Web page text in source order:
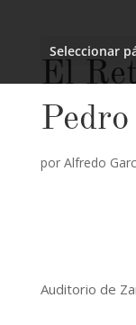
Seleccionar
El
Pedro
por Alfredo
Auditorio de